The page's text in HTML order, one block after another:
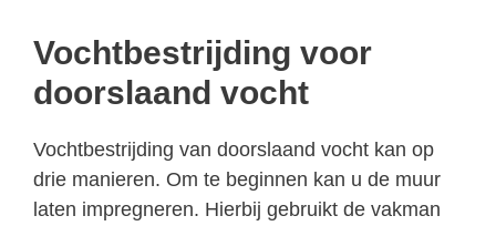
Vochtbestrijding voor
doorslaand vocht
Vochtbestrijding van doorslaand vocht kan op
drie manieren. Om te beginnen kan u de muur
laten impregneren. Hierbij gebruikt de vakman